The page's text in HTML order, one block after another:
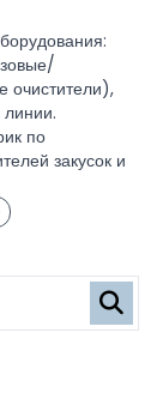
очистители),
по
закусок и